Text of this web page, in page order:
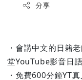
分享
・會講中文的日籍
堂YouTube影音日
・免費600分鐘YT